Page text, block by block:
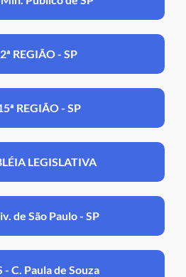
REGIÃO - SP
REGIÃO - SP
LEGISLATIVA
de São Paulo - SP
- C. Paula de Souza